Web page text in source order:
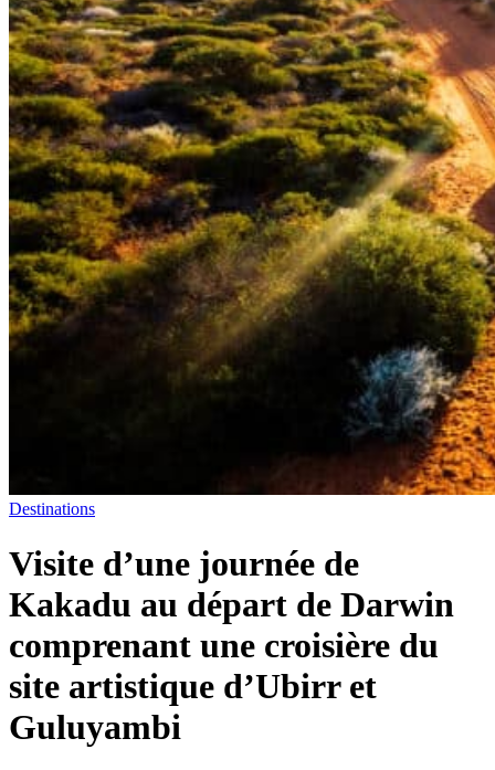
Destinations
Visite d’une journée de
Kakadu au départ de Darwin
comprenant une croisière du
site artistique d’Ubirr et
Guluyambi